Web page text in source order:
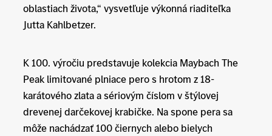
oblastiach života,“ vysvetľuje výkonná riaditeľka
Jutta Kahlbetzer.
K 100. výročiu predstavuje kolekcia Maybach The
Peak limitované plniace pero s hrotom z 18-
karátového zlata a sériovým číslom v štýlovej
drevenej darčekovej krabičke. Na spone pera sa
môže nachádzať 100 čiernych alebo bielych